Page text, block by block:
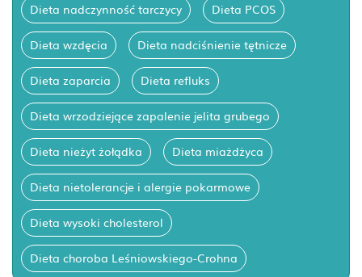
Dieta nadczynność tarczycy Dieta PCOS
Dieta wzdęcia Dieta nadciśnienie tętnicze
Dieta zaparcia Dieta refluks
Dieta wrzodziejące zapalenie jelita grubego
Dieta nieżyt żołądka Dieta miażdżyca
Dieta nietolerancje i alergie pokarmowe
Dieta wysoki cholesterol
Dieta choroba Leśniowskiego-Crohna